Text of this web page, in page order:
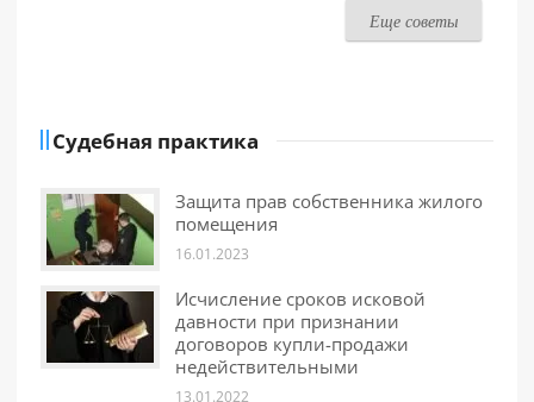
Еще советы
Судебная практика
Защита прав собственника жилого
помещения
16.01.2023
Исчисление сроков исковой
давности при признании
договоров купли-продажи
недействительными
13.01.2022